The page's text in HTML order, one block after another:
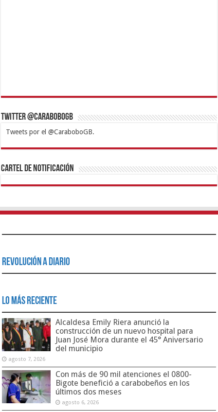
Twitter @CaraboboGB
Tweets por el @CaraboboGB.
1xbetBetturkeyBetistKralbetSupertotobetTipobetMatadorbetMariobet
https://mvbcasino.com/
Cartel de Notificación
Revolución a Diario
Lo Más Reciente
Alcaldesa Emily Riera anunció la
construcción de un nuevo hospital para
Juan José Mora durante el 45° Aniversario
del municipio
agosto 7, 2026
Con más de 90 mil atenciones el 0800-
Bigote benefició a carabobeños en los
últimos dos meses
agosto 6, 2026